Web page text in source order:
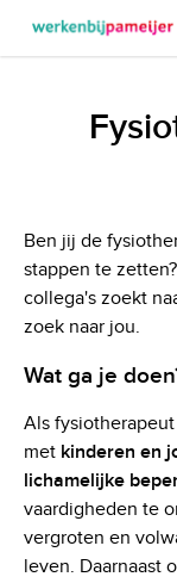
Ben jij de
stappen te
collega's zoekt
zoek naar jou.
Wat ga je
Als
met kinderen en
lichamelijke
vaardigheden te
vergroten en
leven. Daarnaast